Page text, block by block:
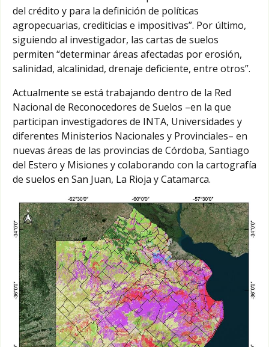
del crédito y para la definición de políticas
agropecuarias, crediticias e impositivas”. Por último,
siguiendo al investigador, las cartas de suelos
permiten “determinar áreas afectadas por erosión,
salinidad, alcalinidad, drenaje deficiente, entre otros”.
Actualmente se está trabajando dentro de la Red
Nacional de Reconocedores de Suelos –en la que
participan investigadores de INTA, Universidades y
diferentes Ministerios Nacionales y Provinciales– en
nuevas áreas de las provincias de Córdoba, Santiago
del Estero y Misiones y colaborando con la cartografía
de suelos en San Juan, La Rioja y Catamarca.